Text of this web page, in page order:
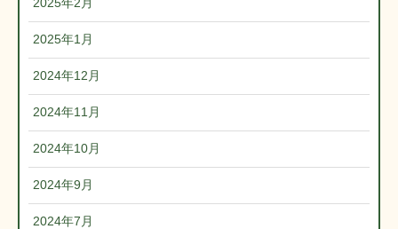
2025年2月
2025年1月
2024年12月
2024年11月
2024年10月
2024年9月
2024年7月